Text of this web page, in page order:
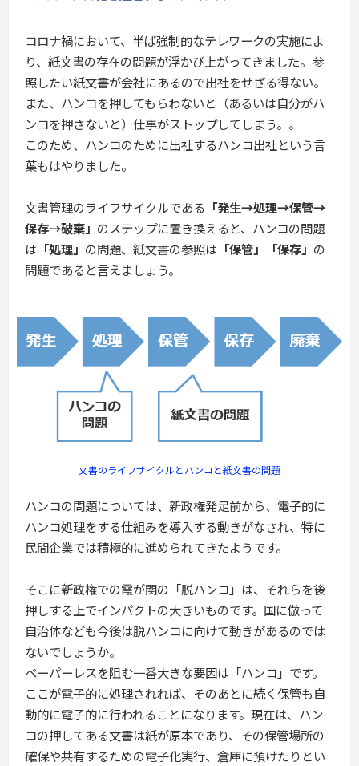
コロナ禍において、半ば強制的なテレワークの実施によ
り、紙文書の存在の問題が浮かび上がってきました。参
照したい紙文書が会社にあるので出社をせざる得ない。
また、ハンコを押してもらわないと（あるいは自分がハ
ンコを押さないと）仕事がストップしてしまう。。
このため、ハンコのために出社するハンコ出社という言
葉もはやりました。
文書管理のライフサイクルである 「発生→処理→保管→
保存→破棄」 のステップに置き換えると、ハンコの問題
は 「処理」 の問題、紙文書の参照は 「保管」「保存」 の
問題であると言えましょう。
文書のライフサイクルとハンコと紙文書の問題
ハンコの問題については、新政権発足前から、電子的に
ハンコ処理をする仕組みを導入する動きがなされ、特に
民間企業では積極的に進められてきたようです。
そこに新政権での霞が関の「脱ハンコ」は、それらを後
押しする上でインパクトの大きいものです。国に倣って
自治体なども今後は脱ハンコに向けて動きがあるのでは
ないでしょうか。
ペーパーレスを阻む一番大きな要因は「ハンコ」です。
ここが電子的に処理されれば、そのあとに続く保管も自
動的に電子的に行われることになります。現在は、ハン
コの押してある文書は紙が原本であり、その保管場所の
確保や共有するための電子化実行、倉庫に預けたりとい